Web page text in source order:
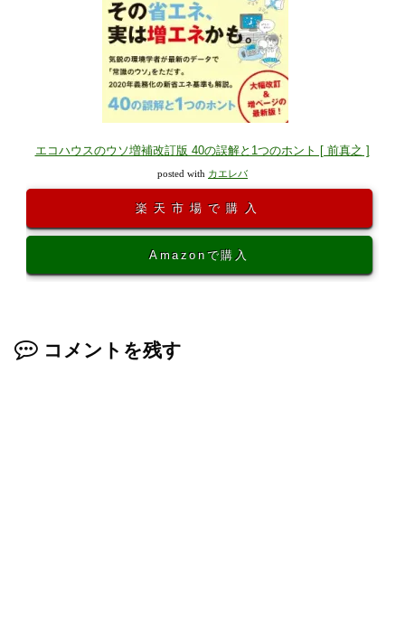
エコハウスのウソ増補改訂版 40の誤解と1つのホント [ 前真之 ]
posted with カエレバ
楽天市場で購入
Amazonで購入
コメントを残す